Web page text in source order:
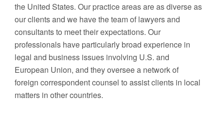
the United States. Our practice areas are as diverse as
our clients and we have the team of lawyers and
consultants to meet their expectations. Our
professionals have particularly broad experience in
legal and business issues involving U.S. and
European Union, and they oversee a network of
foreign correspondent counsel to assist clients in local
matters in other countries.